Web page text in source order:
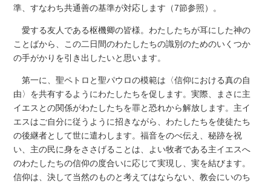
準、すなわち共通善の基準が対応します（7節参照）。
愛する友人である枢機卿の皆様。わたしたちが耳にした神の
ことばから、この二日間のわたしたちの識別のためのいくつか
の手がかりを引き出したいと思います。
第一に、聖ペトロと聖パウロの模範は〈信仰における真の自
由〉を共有するようにわたしたちを促します。実際、まさに主
イエスとの関係がわたしたちを罪と恐れから解放します。主イ
エスはご自分に従うように招きながら、わたしたちを使徒たち
の後継者として世に遣わします。福音をのべ伝え、秘跡を祝
い、主の民に身をささげることは、よい牧者である主イエスへ
のわたしたちの信仰の度合いに応じて実現し、実を結びます。
信仰は、決して当然のものと考えてはならない、教会にいのち